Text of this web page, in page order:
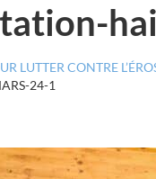
LUTTER CONTRE
24-1